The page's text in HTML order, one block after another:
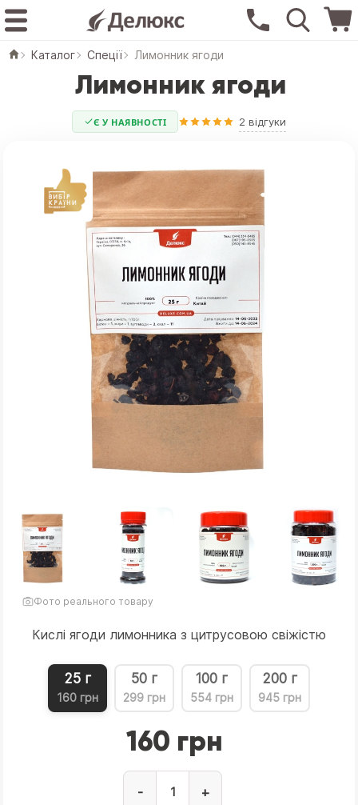
Каталог Спеції Лимонник ягоди
Лимонник ягоди
Є У НАЯВНОСТІ 2 відгуки
Фото реального товару
Кислі ягоди лимонника з цитрусовою свіжістю
25 г
160 грн
50 г
299 грн
100 г
554 грн
200 г
945 грн
160 грн
- +